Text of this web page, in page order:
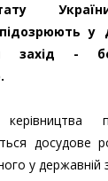
у
захід -
досудове
у державній